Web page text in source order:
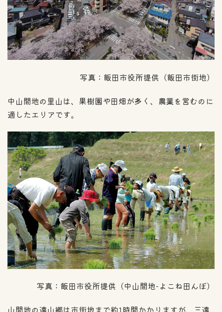
写真：飯田市役所提供（飯田市街地）
中山間地の里山は、果樹園や田畑が多く、農業を営むのに
適したエリアです。
写真：飯田市役所提供（中山間地-よこね田んぼ）
山間地の遠山郷は市街地まで約1時間かかりますが、三遠